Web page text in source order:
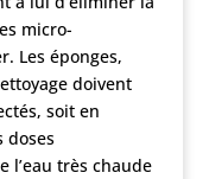
micro-
Les éponges,
doivent
soit en
doses
l’eau très chaude